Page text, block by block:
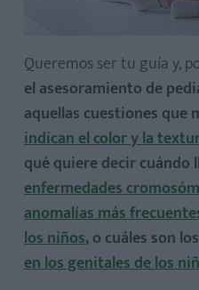
Queremos ser tu guía y,
el asesoramiento de
aquellas cuestiones que
indican el color y la
qué quiere decir cuándo
enfermedades
anomalías más
los niños, o cuáles son los
en los genitales de los